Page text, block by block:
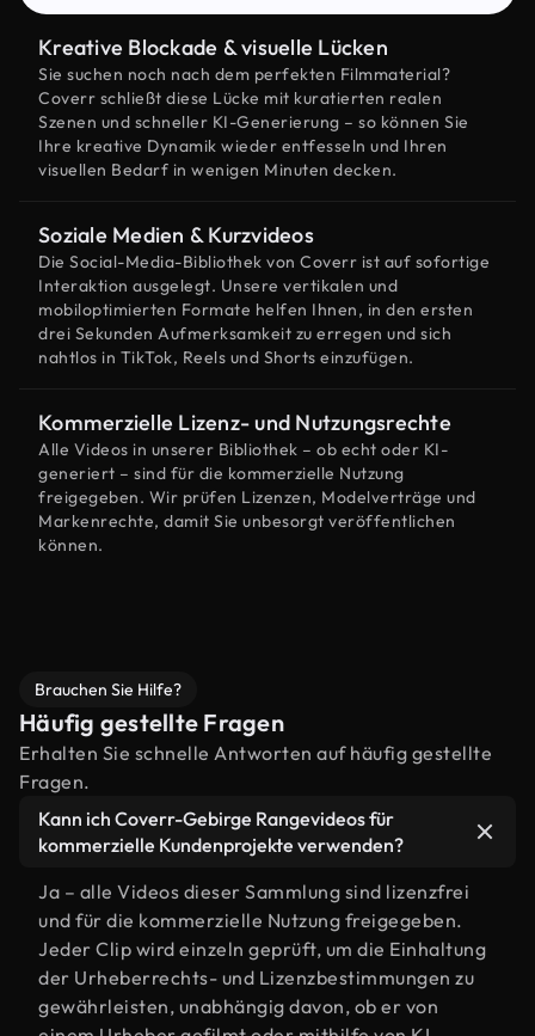
Kreative Blockade & visuelle Lücken
Sie suchen noch nach dem perfekten Filmmaterial?
Coverr schließt diese Lücke mit kuratierten realen
Szenen und schneller KI-Generierung – so können Sie
Ihre kreative Dynamik wieder entfesseln und Ihren
visuellen Bedarf in wenigen Minuten decken.
Soziale Medien & Kurzvideos
Die Social-Media-Bibliothek von Coverr ist auf sofortige
Interaktion ausgelegt. Unsere vertikalen und
mobiloptimierten Formate helfen Ihnen, in den ersten
drei Sekunden Aufmerksamkeit zu erregen und sich
nahtlos in TikTok, Reels und Shorts einzufügen.
Kommerzielle Lizenz- und Nutzungsrechte
Alle Videos in unserer Bibliothek – ob echt oder KI-
generiert – sind für die kommerzielle Nutzung
freigegeben. Wir prüfen Lizenzen, Modelverträge und
Markenrechte, damit Sie unbesorgt veröffentlichen
können.
Brauchen Sie Hilfe?
Häufig gestellte Fragen
Erhalten Sie schnelle Antworten auf häufig gestellte
Fragen.
Kann ich Coverr-Gebirge Rangevideos für
kommerzielle Kundenprojekte verwenden?
Ja – alle Videos dieser Sammlung sind lizenzfrei
und für die kommerzielle Nutzung freigegeben.
Jeder Clip wird einzeln geprüft, um die Einhaltung
der Urheberrechts- und Lizenzbestimmungen zu
gewährleisten, unabhängig davon, ob er von